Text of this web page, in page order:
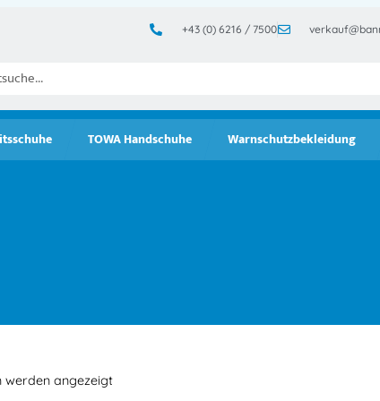
+43 (0) 6216 / 7500
TOWA Handschuhe Warnschutzbekleidung
werden angezeigt